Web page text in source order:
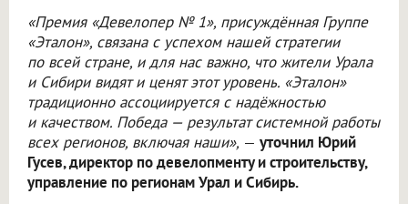
«Премия «Девелопер № 1», присуждённая Группе
«Эталон», связана с успехом нашей стратегии
по всей стране, и для нас важно, что жители Урала
и Сибири видят и ценят этот уровень. «Эталон»
традиционно ассоциируется с надёжностью
и качеством. Победа — результат системной работы
всех регионов, включая наши», — уточнил Юрий
Гусев, директор по девелопменту и строительству,
управление по регионам Урал и Сибирь.